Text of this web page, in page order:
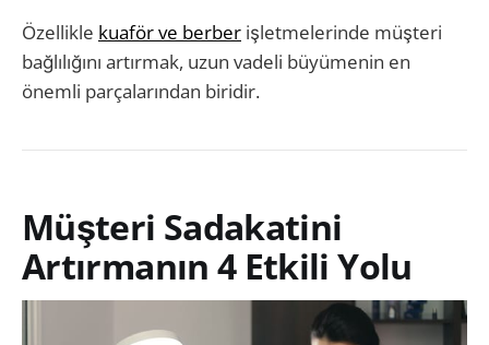
Özellikle kuaför ve berber işletmelerinde müşteri
bağlılığını artırmak, uzun vadeli büyümenin en
önemli parçalarından biridir.
Müşteri Sadakatini
Artırmanın 4 Etkili Yolu